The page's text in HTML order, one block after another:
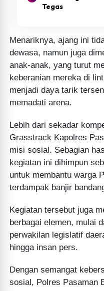
Tegas
Menariknya, ajang ini
dewasa, namun juga
anak-anak, yang turut
keberanian mereka di
menjadi daya tarik
memadati arena.
Lebih dari sekadar
Grasstrack Kapolres
misi sosial. Sebagian
kegiatan ini dihimpun
untuk membantu warga
terdampak banjir
Kegiatan tersebut juga
berbagai elemen, mulai
perwakilan legislatif
hingga insan pers.
Dengan semangat
sosial, Polres Pasaman